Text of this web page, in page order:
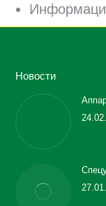
Новости